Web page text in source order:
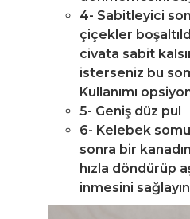
4- Sabitleyici
çiçekler
civata sabit
isterseniz bu
Kullanımı
5- Geniş düz pul
6- Kelebek
sonra bir
hızla döndürüp
inmesini